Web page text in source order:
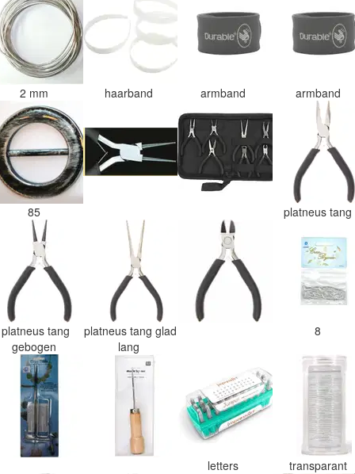
2 mm haarband armband armband
85 platneus tang
platneus tang
gebogen
platneus tang glad
lang
8
letters transparant